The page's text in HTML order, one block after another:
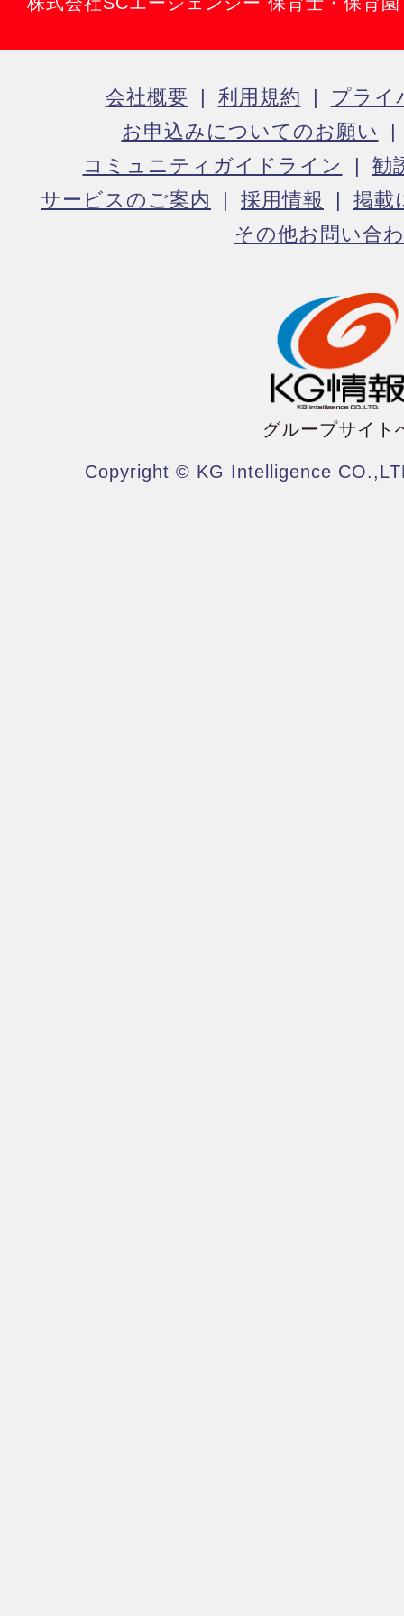
会社概要 利用規約
プライ
お申込みについてのお願い
コミュニティガイドライン
勧
サービスのご案内
採用情報
掲載
その他お問い合
グループサイト
Copyright © KG Intelligence